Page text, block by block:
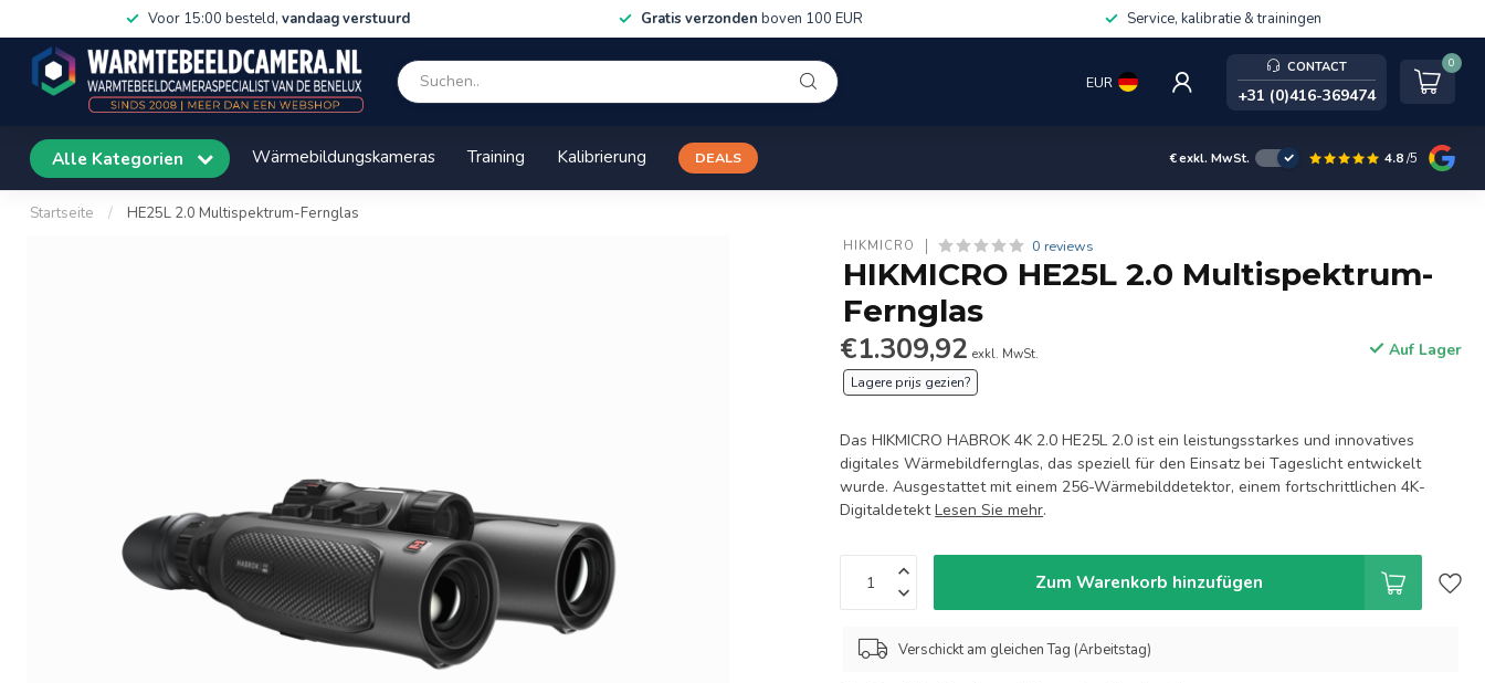
Voor 15:00 besteld, vandaag verstuurd Gratis verzonden boven 100 EUR Service, kalibratie & trainingen
EUR
CONTACT
+31 (0)416-369474
0
Alle Kategorien Wärmebildungskameras Training Kalibrierung DEALS €exkl. MwSt. 4.8/5
Startseite / HE25L 2.0 Multispektrum-Fernglas
HIKMICRO 0 reviews
HIKMICRO HE25L 2.0 Multispektrum-
Fernglas
€1.309,92 exkl. MwSt. Auf Lager
Lagere prijs gezien?
Das HIKMICRO HABROK 4K 2.0 HE25L 2.0 ist ein leistungsstarkes und innovatives
digitales Wärmebildfernglas, das speziell für den Einsatz bei Tageslicht entwickelt
wurde. Ausgestattet mit einem 256-Wärmebilddetektor, einem fortschrittlichen 4K-
DigitaldetektLesen Sie mehr.
Zum Warenkorb hinzufügen
Verschickt am gleichen Tag (Arbeitstag)